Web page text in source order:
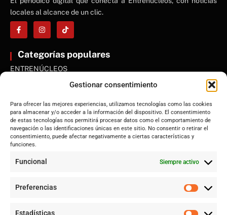
Gestionar consentimiento
Para ofrecer las mejores experiencias, utilizamos tecnologías como las cookies
para almacenar y/o acceder a la información del dispositivo. El consentimiento
de estas tecnologías nos permitirá procesar datos como el comportamiento de
navegación o las identificaciones únicas en este sitio. No consentir o retirar el
consentimiento, puede afectar negativamente a ciertas características y
funciones.
Funcional Siempre activo
Preferencias
Estadísticas
locales al alcance de un clic.
Categorías populares
ENTRENÚCLEOS
Andalucía
Internacional
Tecnología
Sociedad